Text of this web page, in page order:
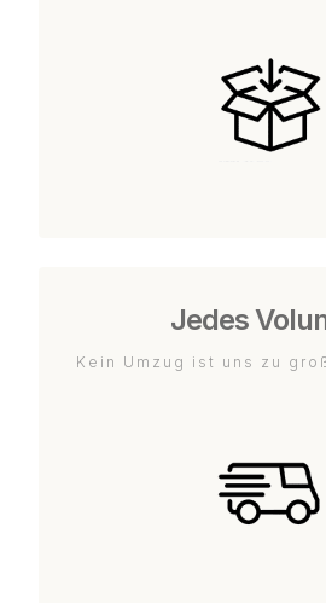
Jedes
Kein Umzug ist uns zu